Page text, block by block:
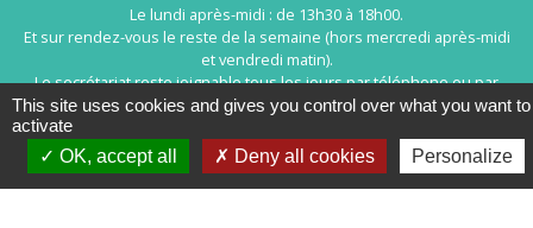
Le lundi après-midi : de 13h30 à 18h00.
Et sur rendez-vous le reste de la semaine (hors mercredi après-midi
et vendredi matin).
Le secrétariat reste joignable tous les jours par téléphone ou par
mail.
This site uses cookies and gives you control over what you want to
activate
OK, accept all
Deny all cookies Personalize